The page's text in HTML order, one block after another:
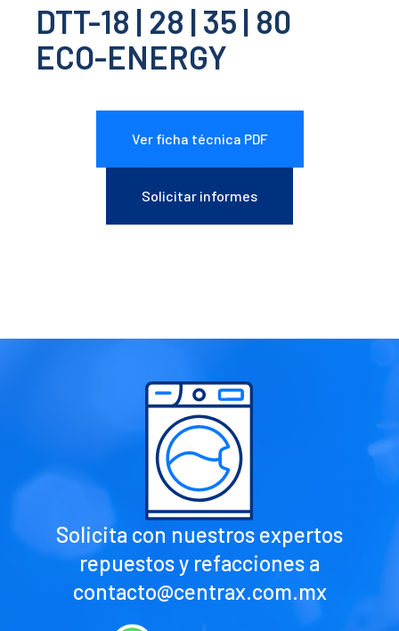
DTT-18 | 28 | 35 | 80
ECO-ENERGY
Ver ficha técnica PDF
Solicitar informes
Solicita con nuestros expertos
repuestos y refacciones a
contacto@centrax.com.mx